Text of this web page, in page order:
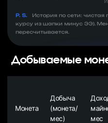
P. S.
История по сети: чистая
курсу из шапки минус ЭЭ).
пересчитывается.
Добываемые
Монета
Добыча
(монета/
мес)
мес